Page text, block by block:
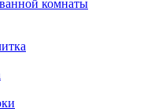
комнаты